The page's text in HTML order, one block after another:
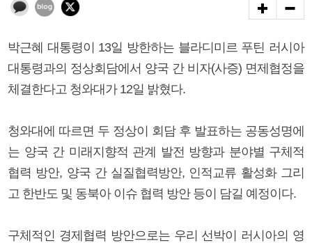
박근혜 대통령이 13일 방한하는 블라디미르 푸틴 러시아
대통령과의 정상회담에서 양국 간 비자(사증) 면제협정을
체결한다고 청와대가 12일 밝혔다.
청와대에 따르면 두 정상이 회담 후 발표하는 공동성명에
는 양국 간 미래지향적 관계 발전 방향과 분야별 구체적
협력 방안, 양국 간 실질협력방안, 인적교류 활성화 그리
고 한반도 및 동북아 이슈 협력 방안 등이 담길 예정이다.
구체적인 경제협력 방안으로는 우리 선박이 러시아의 영